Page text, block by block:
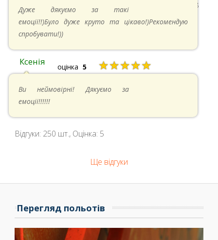
11.05.2024 в 15:48
Дуже дякуємо за такі
емоції!!)Було дуже круто та цікаво!)Рекомендую
спробувати!))
Ксенія оцінка 5 ★★★★★
Ви неймовірні! Дякуємо за
емоції!!!!!!
Відгуки: 250 шт., Оцінка: 5
Ще відгуки
Перегляд польотів